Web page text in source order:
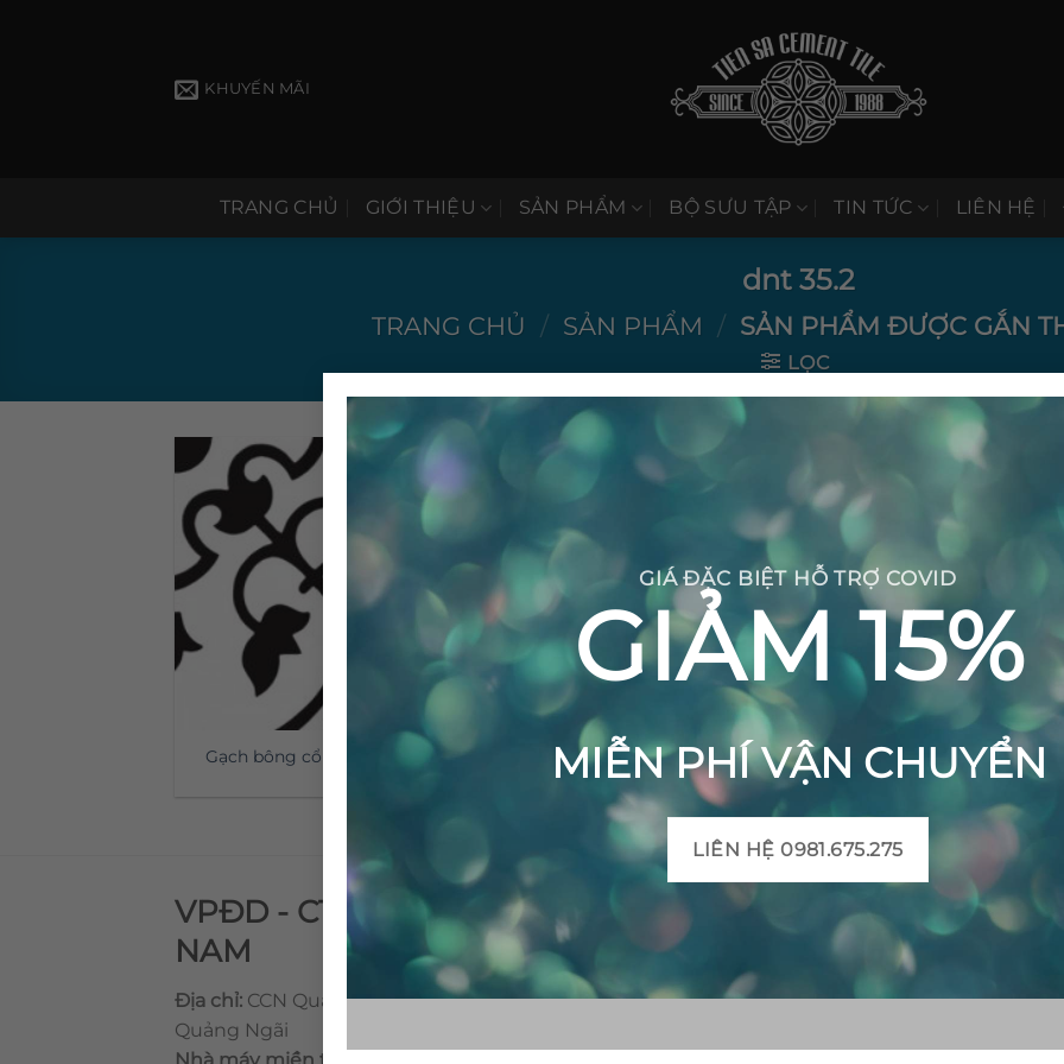
GIÁ ĐẶC BIỆT HỖ TRỢ COVID
GIẢM 15%
MIỄN PHÍ VẬN CHUYỂN
LIÊN HỆ 0981.675.275
KHUYẾN MÃI
TRANG CHỦ GIỚI THIỆU SẢN PHẨM BỘ SƯU TẬP TIN TỨC LIÊN HỆ
dnt 35.2
TRANG CHỦ / SẢN PHẨM / SẢN PHẨM ĐƯỢC GẮN
LỌC
Gạch bông cổ điển CTS 35.2
VPĐD - CTY TNHH GẠCH BÔNG VIỆT
NAM
Địa chỉ: CCN Quán Lát, Xã Đức Chánh, Huyện Mộ Đức, Tỉnh
Quảng Ngãi
THÔNG TIN SẢN PHẨM
Mô tả sản phẩm gạch